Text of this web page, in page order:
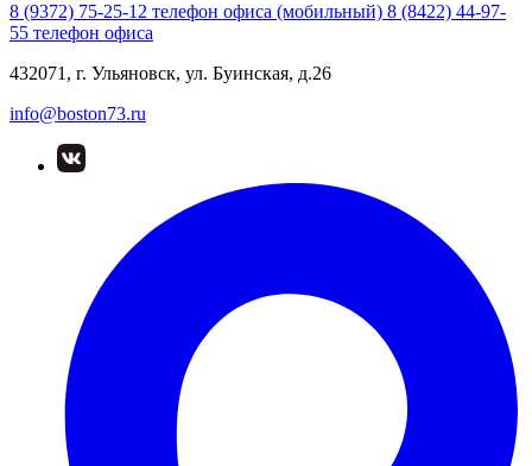
8 (9372) 75-25-12 телефон офиса (мобильный) 8 (8422) 44-97-
55 телефон офиса
432071, г. Ульяновск, ул. Буинская, д.26
info@boston73.ru